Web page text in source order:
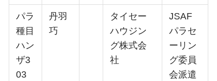
パラ
種⽬
ハン
ザ3
03
丹⽻
巧
タイセー
ハウジン
グ株式会
社
JSAF
パラセ
ーリン
グ委員
会派遣